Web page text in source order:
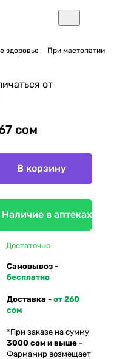
здоровье При мастопатии
от
сом
В корзину
Наличие в аптеках
Достаточно
Самовывоз -
бесплатно
Доставка - от 260
сом
*При заказе на сумму
3000 сом и выше -
Фармамир возмещает